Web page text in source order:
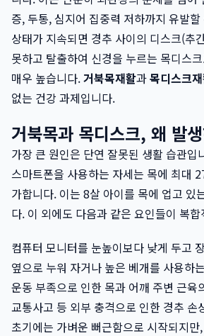
증, 두통, 심지어 집중력 저하까지 유발
상태가 지속되면 경추 사이의 디스크(추
못하고 탈출하여 신경을 누르는 목디스
매우 높습니다.거북목재활과목디스크
없는 건강 과제입니다.
거북목과 목디스크, 왜 발
가장 큰 원인은 단연 잘못된 생활 습관입
스마트폰을 사용하는 자세는 목에 최대
가합니다. 이는 8살 아이를 목에 업고 있
다. 이 외에도 다음과 같은 요인들이 복
컴퓨터 모니터를 눈높이보다 낮게 두고
옆으로 누워 자거나 높은 베개를 사용하
운동 부족으로 인한 목과 어깨 주변 근육
교통사고 등 외부 충격으로 인한 경추 손
초기에는 가벼운 뻐근함으로 시작되지